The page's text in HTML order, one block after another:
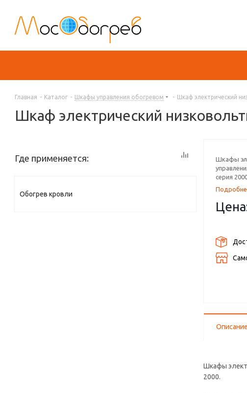
Главная - Каталог - Шкафы управления обогревом - Шкаф электрический
Шкаф электрический
Шкафы
серия
Описание
Шкафы
2000.
Где применяется:
Обогрев кровли